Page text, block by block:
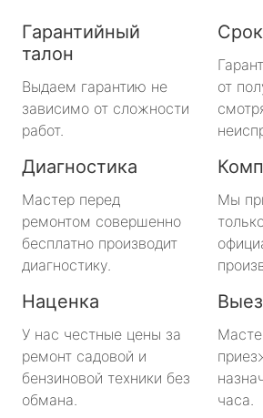
Гарантийный
талон
Выдаем гарантию не
зависимо от сложности
работ.
от
Диагностика
Мастер перед
ремонтом совершенно
бесплатно производит
диагностику.
Мы
Наценка
У нас честные цены за
ремонт садовой и
бензиновой техники без
обмана.
часа.